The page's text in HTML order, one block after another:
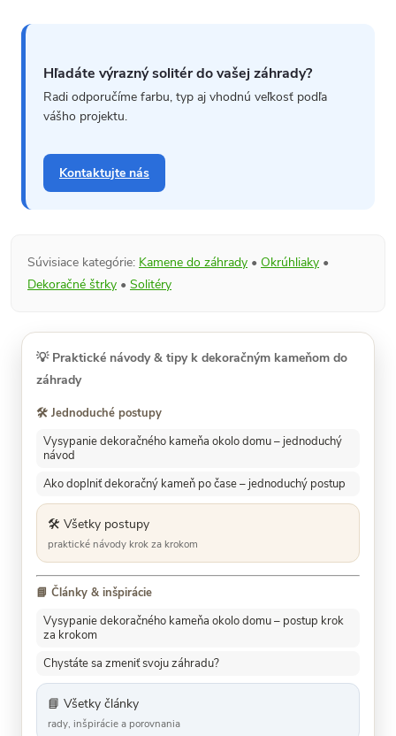
Hľadáte výrazný solitér do vašej záhrady?
Radi odporučíme farbu, typ aj vhodnú veľkosť podľa
vášho projektu.
Kontaktujte nás
Súvisiace kategórie: Kamene do záhrady • Okrúhliaky •
Dekoračné štrky • Solitéry
💡 Praktické návody & tipy k dekoračným kameňom do
záhrady
🛠️ Jednoduché postupy
Vysypanie dekoračného kameňa okolo domu – jednoduchý
návod
Ako doplniť dekoračný kameň po čase – jednoduchý postup
🛠️ Všetky postupy
praktické návody krok za krokom
📘 Články & inšpirácie
Vysypanie dekoračného kameňa okolo domu – postup krok
za krokom
Chystáte sa zmeniť svoju záhradu?
📘 Všetky články
rady, inšpirácie a porovnania